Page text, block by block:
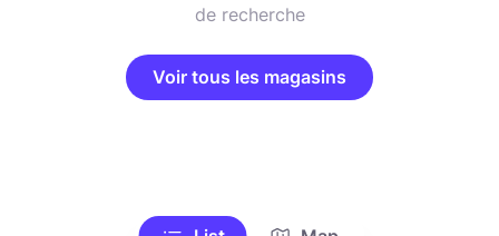
de recherche
Voir tous les magasins